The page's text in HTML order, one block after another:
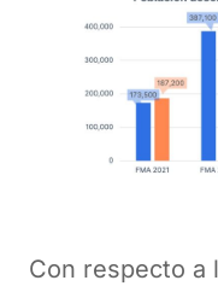
Con respecto a